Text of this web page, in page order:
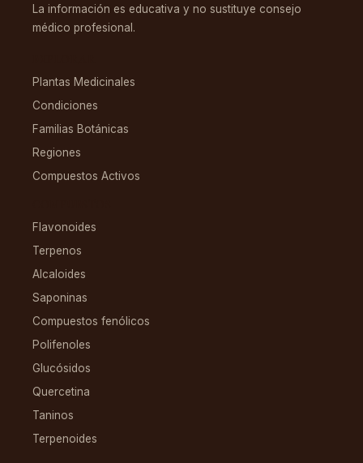
La información es educativa y no sustituye consejo
médico profesional.
Plantas Medicinales
Condiciones
Familias Botánicas
Regiones
Compuestos Activos
Flavonoides
Terpenos
Alcaloides
Saponinas
Compuestos fenólicos
Polifenoles
Glucósidos
Quercetina
Taninos
Terpenoides